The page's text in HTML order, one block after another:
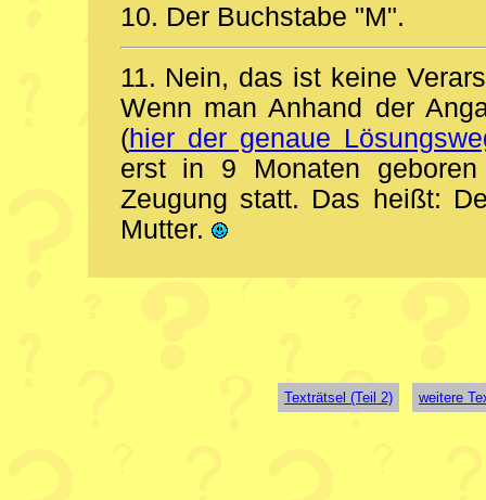
10. Der Buchstabe "M".
11. Nein, das ist keine
Wenn man Anhand der
(hier der genaue
erst in 9 Monaten
Zeugung statt. Das heißt:
Mutter.
Texträtsel (Teil 2) weitere